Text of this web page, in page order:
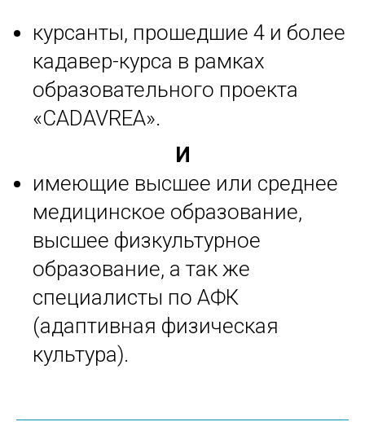
курсанты, прошедшие 4 и более
кадавер-курса в рамках
образовательного проекта
«CADAVREA».
И
имеющие высшее или среднее
медицинское образование,
высшее физкультурное
образование, а так же
специалисты по АФК
(адаптивная физическая
культура).